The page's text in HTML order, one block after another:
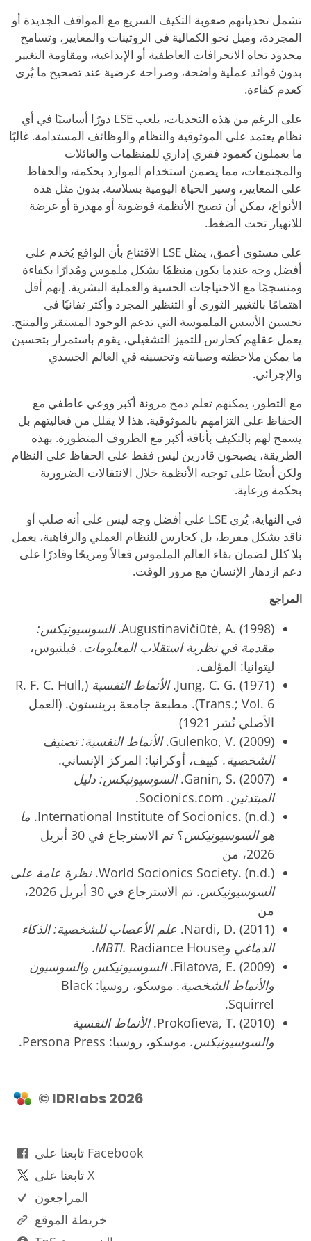
تشمل تحدياتهم صعوبة التكيف السريع مع المواقف الجديدة أو
المجردة، وميل نحو الكمالية في الروتينات والمعايير، وتسامح
محدود تجاه الانحرافات العاطفية أو الإبداعية، ومقاومة التغيير
بدون فوائد عملية واضحة، وصراحة عرضية عند تصحيح ما يُرى
كعدم كفاءة.
على الرغم من هذه التحديات، يلعب LSE دورًا أساسيًا في أي
نظام يعتمد على الموثوقية والنظام والوظائف المستدامة. غالبًا
ما يعملون كعمود فقري إداري للمنظمات والعائلات
والمجتمعات، مما يضمن استخدام الموارد بحكمة، والحفاظ
على المعايير، وسير الحياة اليومية بسلاسة. بدون مثل هذه
الأنواع، يمكن أن تصبح الأنظمة فوضوية أو مهدرة أو عرضة
للانهيار تحت الضغط.
على مستوى أعمق، يمثل LSE الاقتناع بأن الواقع يُخدم على
أفضل وجه عندما يكون منظمًا بشكل ملموس ومُدارًا بكفاءة
ومنسجمًا مع الاحتياجات الحسية والعملية البشرية. إنهم أقل
اهتمامًا بالتغيير الثوري أو التنظير المجرد وأكثر تفانيًا في
تحسين الأسس الملموسة التي تدعم الوجود المستقر والمنتج.
يعمل عقلهم كحارس للتميز التشغيلي، يقوم باستمرار بتحسين
ما يمكن ملاحظته وصيانته وتحسينه في العالم الجسدي
والإجرائي.
مع التطور، يمكنهم تعلم دمج مرونة أكبر ووعي عاطفي مع
الحفاظ على التزامهم بالموثوقية. هذا لا يقلل من فعاليتهم بل
يسمح لهم بالتكيف بأناقة أكبر مع الظروف المتطورة. بهذه
الطريقة، يصبحون قادرين ليس فقط على الحفاظ على النظام
ولكن أيضًا على توجيه الأنظمة خلال الانتقالات الضرورية
بحكمة ورعاية.
في النهاية، يُرى LSE على أفضل وجه ليس على أنه صلب أو
ناقد بشكل مفرط، بل كحارس للنظام العملي والرفاهية، يعمل
بلا كلل لضمان بقاء العالم الملموس فعالاً ومريحًا وقادرًا على
دعم ازدهار الإنسان مع مرور الوقت.
المراجع
Augustinavičiūtė, A. (1998). السوسيونيكس:
مقدمة في نظرية استقلاب المعلومات. فيلنيوس،
ليتوانيا: المؤلف.
Jung, C. G. (1971). الأنماط النفسية (R. F. C. Hull,
Trans.; Vol. 6). مطبعة جامعة برينستون. (العمل
الأصلي نُشر 1921)
Gulenko, V. (2009). الأنماط النفسية: تصنيف
الشخصية. كييف، أوكرانيا: المركز الإنساني.
Ganin, S. (2007). السوسيونيكس: دليل
المبتدئين. Socionics.com.
International Institute of Socionics. (n.d.). ما
هو السوسيونيكس
؟ تم الاسترجاع في 30 أبريل
2026، من
World Socionics Society. (n.d.). نظرة عامة على
السوسيونيكس
. تم الاسترجاع في 30 أبريل 2026،
من
Nardi, D. (2011). علم الأعصاب للشخصية: الذكاء
الدماغي وMBTI.Radiance House.
Filatova, E. (2009). السوسيونيكس والسوسيون
والأنماط الشخصية.
موسكو، روسيا: Black
Squirrel.
Prokofieva, T. (2010). الأنماط النفسية
والسوسيونيكس. موسكو، روسيا: Persona Press.
© IDRlabs 2026
تابعنا على Facebook
تابعنا على X
المراجعون
خريطة الموقع